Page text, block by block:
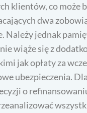
klientów, co może
dwa
Należy jednak
wiąże się z
jak opłaty za
ubezpieczenia.
o